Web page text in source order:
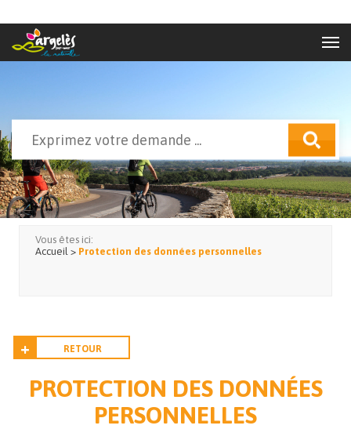
Formulaire de recherche
Vous êtes ici:
Accueil > Protection des données personnelles
RETOUR
PROTECTION DES DONNÉES
PERSONNELLES